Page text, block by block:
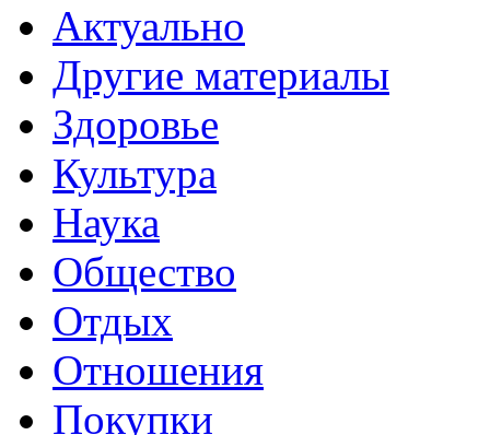
Актуально
Другие материалы
Здоровье
Культура
Наука
Общество
Отдых
Отношения
Покупки